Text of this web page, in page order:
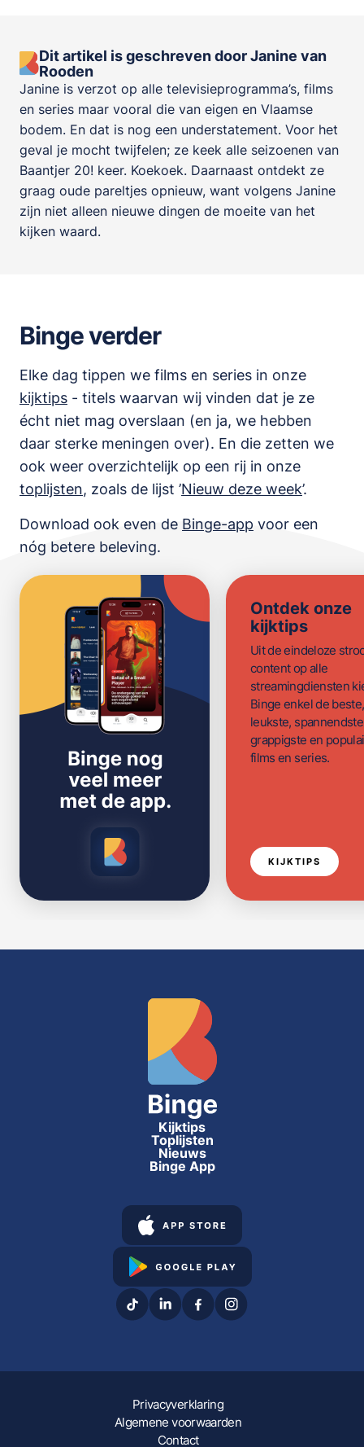
Dit artikel is geschreven door Janine van
Rooden
Janine is verzot op alle televisieprogramma’s, films
en series maar vooral die van eigen en Vlaamse
bodem. En dat is nog een understatement. Voor het
geval je mocht twijfelen; ze keek alle seizoenen van
Baantjer 20! keer. Koekoek. Daarnaast ontdekt ze
graag oude pareltjes opnieuw, want volgens Janine
zijn niet alleen nieuwe dingen de moeite van het
kijken waard.
Binge verder
Elke dag tippen we films en series in onze
kijktips - titels waarvan wij vinden dat je ze
écht niet mag overslaan (en ja, we hebben
daar sterke meningen over). En die zetten we
ook weer overzichtelijk op een rij in onze
toplijsten, zoals de lijst ’Nieuw deze week’.
Download ook even de Binge-app voor een
nóg betere beleving.
Ontdek onze
kijktips
Uit de eindeloze
content op alle
streamingdiensten
Binge enkel de beste,
leukste,
grappigste en
films en series.
KIJKTIPS
Kijktips
Toplijsten
Nieuws
Binge App
Privacyverklaring
Algemene voorwaarden
Contact